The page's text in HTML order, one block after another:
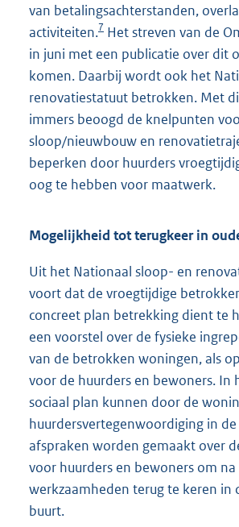
van betalingsachterstanden,
activiteiten.7 Het streven van de
in juni met een publicatie over dit
komen. Daarbij wordt ook het
renovatiestatuut betrokken. Met
immers beoogd de knelpunten
sloop/nieuwbouw en
beperken door huurders
oog te hebben voor maatwerk.
Mogelijkheid tot terugkeer in
Uit het Nationaal sloop- en
voort dat de vroegtijdige
concreet plan betrekking dient te
een voorstel over de fysieke
van de betrokken woningen, als
voor de huurders en bewoners. In
sociaal plan kunnen door de
huurdersvertegenwoordiging in
afspraken worden gemaakt over
voor huurders en bewoners om na
werkzaamheden terug te keren in
buurt.